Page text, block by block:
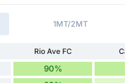
1MT/2MT
Rio Ave FC
90%